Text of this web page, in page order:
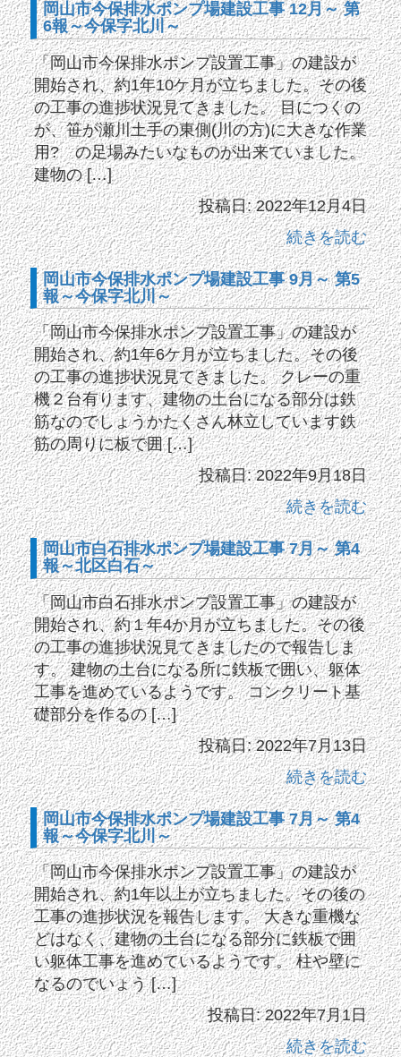
岡山市今保排水ポンプ場建設工事 12月～ 第
6報～今保字北川～
「岡山市今保排水ポンプ設置工事」の建設が
開始され、約1年10ケ月が立ちました。その後
の工事の進捗状況見てきました。 目につくの
が、笹が瀬川土手の東側(川の方)に大きな作業
用? の足場みたいなものが出来ていました。
建物の […]
投稿日: 2022年12月4日
続きを読む
岡山市今保排水ポンプ場建設工事 9月～ 第5
報～今保字北川～
「岡山市今保排水ポンプ設置工事」の建設が
開始され、約1年6ケ月が立ちました。その後
の工事の進捗状況見てきました。 クレーの重
機２台有ります、建物の土台になる部分は鉄
筋なのでしょうかたくさん林立しています鉄
筋の周りに板で囲 […]
投稿日: 2022年9月18日
続きを読む
岡山市白石排水ポンプ場建設工事 7月～ 第4
報～北区白石～
「岡山市白石排水ポンプ設置工事」の建設が
開始され、約１年4か月が立ちました。その後
の工事の進捗状況見てきましたので報告しま
す。 建物の土台になる所に鉄板で囲い、躯体
工事を進めているようです。 コンクリート基
礎部分を作るの […]
投稿日: 2022年7月13日
続きを読む
岡山市今保排水ポンプ場建設工事 7月～ 第4
報～今保字北川～
「岡山市今保排水ポンプ設置工事」の建設が
開始され、約1年以上が立ちました。その後の
工事の進捗状況を報告します。 大きな重機な
どはなく、建物の土台になる部分に鉄板で囲
い躯体工事を進めているようです。 柱や壁に
なるのでいょう […]
投稿日: 2022年7月1日
続きを読む